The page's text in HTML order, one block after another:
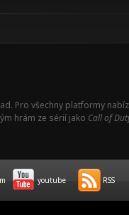
Pro všechny platformy
hrám ze sérií jako Call of
youtube RSS